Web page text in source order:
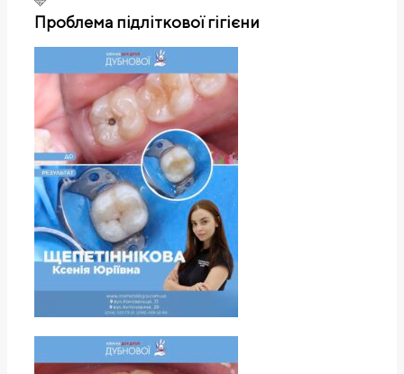
Проблема підліткової гігієни